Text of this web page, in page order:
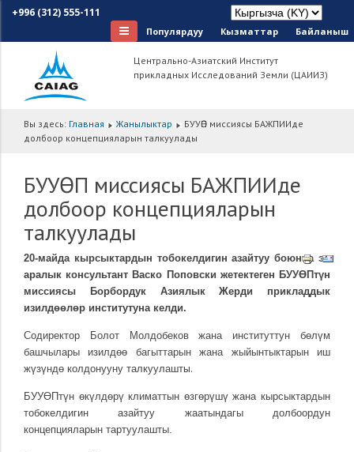
+996 (312) 555-111
Популярдуу Кызматтар Байланыш
Центрально-Азиатский Институт
прикладных Исследований Земли (ЦАИИЗ)
Вы здесь: Главная Жанылыктар
БУУӨП миссиясы БАЖПИИде
долбоор концепцияларын талкуулады
БУУӨП миссиясы БАЖПИИде
долбоор концепцияларын
талкуулады
20-майда кырсыктардын тобокелдигин азайтуу боюнча эл
аралык консультант Васко Поповски жетектеген БУУӨПтүн
миссиясы Борбордук Азиялык Жерди прикладдык
изилдөөлөр институтуна келди.
Содиректор Болот Молдобеков жана институттун бөлүм
башчылары изилдөө багыттарын жана жыйынтыктарын иш
жүзүндө колдонууну талкуулашты.
БУУӨПтүн өкүлдөрү климаттын өзгөрүшү жана кырсыктардын
тобокелдигин азайтуу жаатындагы долбоордун
концепцияларын тартуулашты.